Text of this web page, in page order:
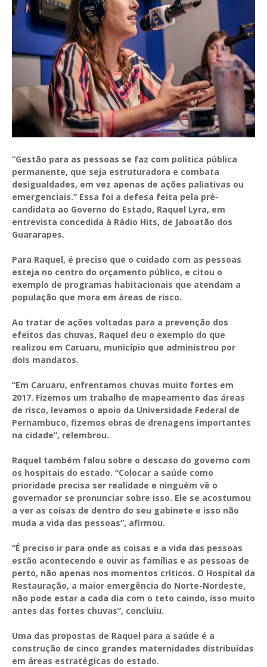
“Gestão para as pessoas se faz com política pública
permanente, que seja estruturadora e combata
desigualdades, em vez apenas de ações paliativas ou
emergenciais.” Essa foi a defesa feita pela pré-
candidata ao Governo do Estado, Raquel Lyra, em
entrevista concedida à Rádio Hits, de Jaboatão dos
Guararapes.
Para Raquel, é preciso que o cuidado com as pessoas
esteja no centro do orçamento público, e citou o
exemplo de programas habitacionais que atendam a
população que mora em áreas de risco.
Ao tratar de ações voltadas para a prevenção dos
efeitos das chuvas, Raquel deu o exemplo do que
realizou em Caruaru, município que administrou por
dois mandatos.
“Em Caruaru, enfrentamos chuvas muito fortes em
2017. Fizemos um trabalho de mapeamento das áreas
de risco, levamos o apoio da Universidade Federal de
Pernambuco, fizemos obras de drenagens importantes
na cidade”, relembrou.
Raquel também falou sobre o descaso do governo com
os hospitais do estado. “Colocar a saúde como
prioridade precisa ser realidade e ninguém vê o
governador se pronunciar sobre isso. Ele se acostumou
a ver as coisas de dentro do seu gabinete e isso não
muda a vida das pessoas”, afirmou.
“É preciso ir para onde as coisas e a vida das pessoas
estão acontecendo e ouvir as famílias e as pessoas de
perto, não apenas nos momentos críticos. O Hospital da
Restauração, a maior emergência do Norte-Nordeste,
não pode estar a cada dia com o teto caindo, isso muito
antes das fortes chuvas”, concluiu.
Uma das propostas de Raquel para a saúde é a
construção de cinco grandes maternidades distribuídas
em áreas estratégicas do estado.